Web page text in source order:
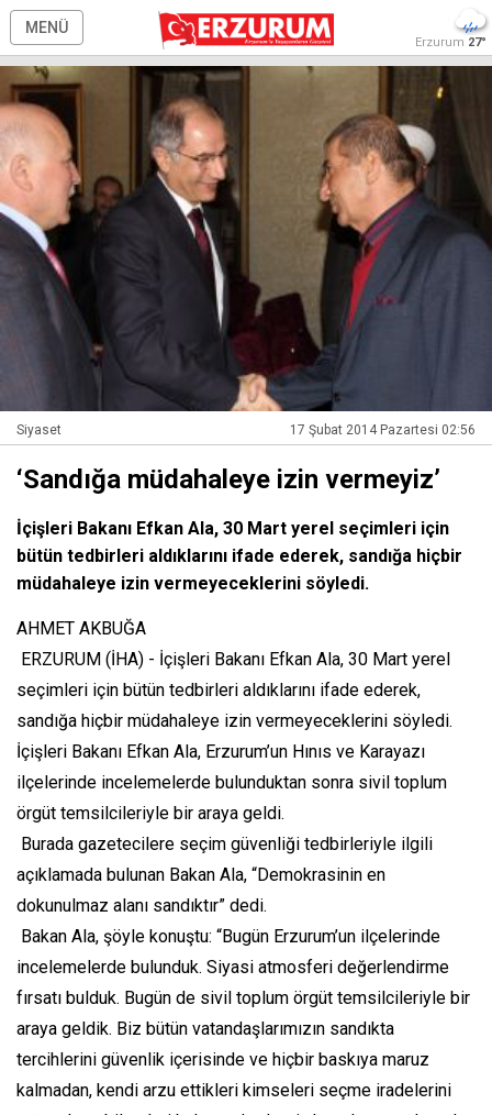
MENÜ
Erzurum 27°
Siyaset 17 Şubat 2014 Pazartesi 02:56
‘Sandığa müdahaleye izin vermeyiz’
İçişleri Bakanı Efkan Ala, 30 Mart yerel seçimleri için
bütün tedbirleri aldıklarını ifade ederek, sandığa hiçbir
müdahaleye izin vermeyeceklerini söyledi.
AHMET AKBUĞA
ERZURUM (İHA) - İçişleri Bakanı Efkan Ala, 30 Mart yerel
seçimleri için bütün tedbirleri aldıklarını ifade ederek,
sandığa hiçbir müdahaleye izin vermeyeceklerini söyledi.
İçişleri Bakanı Efkan Ala, Erzurum’un Hınıs ve Karayazı
ilçelerinde incelemelerde bulunduktan sonra sivil toplum
örgüt temsilcileriyle bir araya geldi.
Burada gazetecilere seçim güvenliği tedbirleriyle ilgili
açıklamada bulunan Bakan Ala, “Demokrasinin en
dokunulmaz alanı sandıktır” dedi.
Bakan Ala, şöyle konuştu: “Bugün Erzurum’un ilçelerinde
incelemelerde bulunduk. Siyasi atmosferi değerlendirme
fırsatı bulduk. Bugün de sivil toplum örgüt temsilcileriyle bir
araya geldik. Biz bütün vatandaşlarımızın sandıkta
tercihlerini güvenlik içerisinde ve hiçbir baskıya maruz
kalmadan, kendi arzu ettikleri kimseleri seçme iradelerini